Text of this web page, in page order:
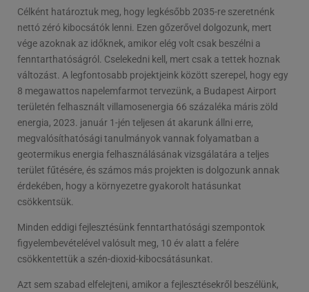
Célként határoztuk meg, hogy legkésőbb 2035-re szeretnénk
nettó zéró kibocsátók lenni. Ezen gőzerővel dolgozunk, mert
vége azoknak az időknek, amikor elég volt csak beszélni a
fenntarthatóságról. Cselekedni kell, mert csak a tettek hoznak
változást. A legfontosabb projektjeink között szerepel, hogy egy
8 megawattos napelemfarmot tervezünk, a Budapest Airport
területén felhasznált villamosenergia 66 százaléka máris zöld
energia, 2023. január 1-jén teljesen át akarunk állni erre,
megvalósíthatósági tanulmányok vannak folyamatban a
geotermikus energia felhasználásának vizsgálatára a teljes
terület fűtésére, és számos más projekten is dolgozunk annak
érdekében, hogy a környezetre gyakorolt hatásunkat
csökkentsük.
Minden eddigi fejlesztésünk fenntarthatósági szempontok
figyelembevételével valósult meg, 10 év alatt a felére
csökkentettük a szén-dioxid-kibocsátásunkat.
Azt sem szabad elfelejteni, amikor a fejlesztésekről beszélünk,